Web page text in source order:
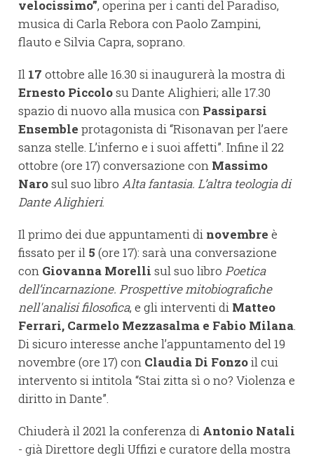
velocissimo”, operina per i canti del Paradiso,
musica di Carla Rebora con Paolo Zampini,
flauto e Silvia Capra, soprano.
Il 17 ottobre alle 16.30 si inaugurerà la mostra di
Ernesto Piccolosu Dante Alighieri; alle 17.30
spazio di nuovo alla musica con Passiparsi
Ensemble protagonista di “Risonavan per l’aere
sanza stelle. L’inferno e i suoi affetti”. Infine il 22
ottobre (ore 17) conversazione con Massimo
Narosul suo libro Alta fantasia. L’altra teologia di
Dante Alighieri.
Il primo dei due appuntamenti di novembre è
fissato per il 5 (ore 17): sarà una conversazione
con Giovanna Morelli sul suo libro Poetica
dell’incarnazione. Prospettive mitobiografiche
nell'analisi filosofica, e gli interventi di Matteo
Ferrari, Carmelo Mezzasalma e Fabio Milana.
Di sicuro interesse anche l’appuntamento del 19
novembre (ore 17) con Claudia Di Fonzoil cui
intervento si intitola “Stai zitta sì o no? Violenza e
diritto in Dante”.
Chiuderà il 2021 la conferenza di Antonio Natali
- già Direttore degli Uffizi e curatore della mostra